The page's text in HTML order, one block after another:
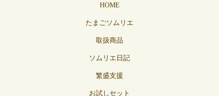
HOME
たまごソムリエ
取扱商品
ソムリエ日記
繁盛支援
お試しセット